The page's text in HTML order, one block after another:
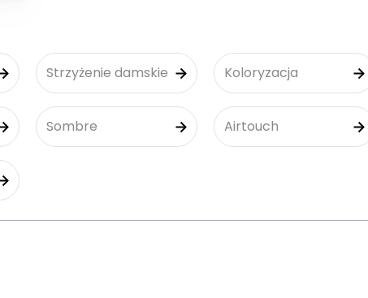
Strzyżenie damskie Koloryzacja
Sombre Airtouch